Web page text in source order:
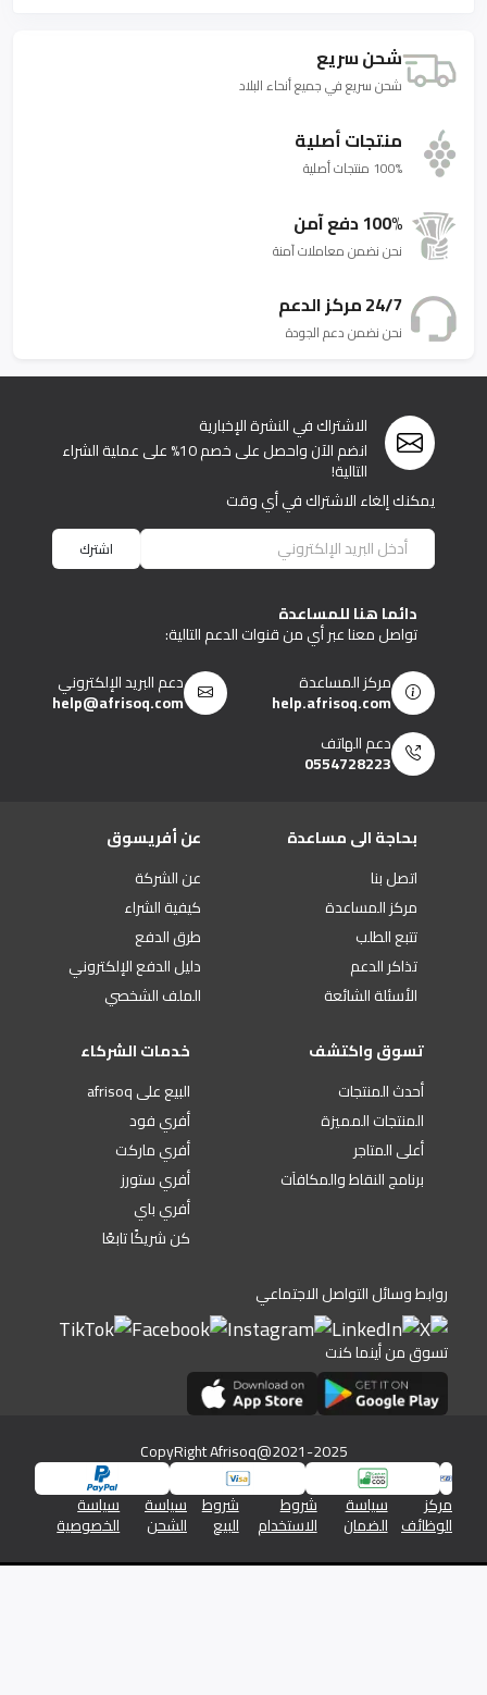
شحن سريع
شحن سريع في جميع أنحاء البلاد
منتجات أصلية
100% منتجات أصلية
100% دفع آمن
نحن نضمن معاملات آمنة
24/7 مركز الدعم
نحن نضمن دعم الجودة
الاشتراك في النشرة الإخبارية
انضم الآن واحصل على خصم 10% على عملية الشراء
التالية!
يمكنك إلغاء الاشتراك في أي وقت
اشترك
دائما هنا للمساعدة
تواصل معنا عبر أي من قنوات الدعم التالية:
مركز المساعدة
help.afrisoq.com
دعم البريد الإلكتروني
help@afrisoq.com
دعم الهاتف
0554728223
بحاجة الى مساعدة
اتصل بنا
مركز المساعدة
تتبع الطلب
تذاكر الدعم
الأسئلة الشائعة
عن أفريسوق
عن الشركة
كيفية الشراء
طرق الدفع
دليل الدفع الإلكتروني
الملف الشخصي
تسوق واكتشف
أحدث المنتجات
المنتجات المميزة
أعلى المتاجر
برنامج النقاط والمكافآت
خدمات الشركاء
البيع على afrisoq
أفري فود
أفري ماركت
أفري ستورز
أفري باي
كن شريكًا تابعًا
روابط وسائل التواصل الاجتماعي
تسوق من أينما كنت
CopyRight Afrisoq@2021-2025
مركز
الوظائف
سياسة
الضمان
شروط
الاستخدام
شروط
البيع
سياسة
الشحن
سياسة
الخصوصية